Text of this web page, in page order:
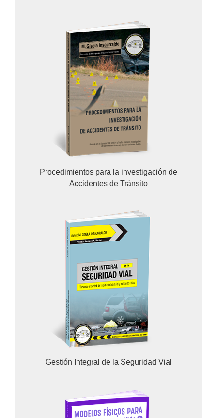
Procedimientos para la investigación de
Accidentes de Tránsito
Gestión Integral de la Seguridad Vial